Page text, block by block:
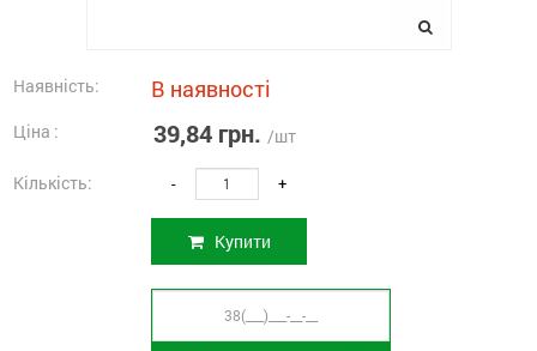
Наявність: В наявності
Ціна : 39,84 грн. /шт
Кількість: - +
Купити